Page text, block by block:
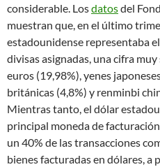
considerable. Losdatosdel
muestran que, en el último
estadounidense representaba
divisas asignadas, una cifra
euros (19,98%), yenes
británicas (4,8%) y renminbi
Mientras tanto, el dólar
principal moneda de
un 40% de las transacciones
bienes facturadas en dólares, a